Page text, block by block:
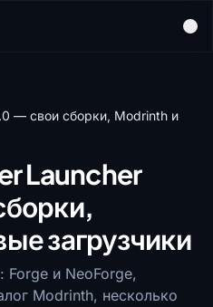
— свои сборки, Modrinth и
Launcher
загрузчики
Forge и NeoForge,
Modrinth, несколько